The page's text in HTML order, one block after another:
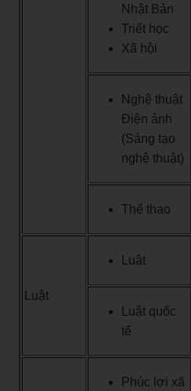
Nhật Bản
Triết học
Xã hội
Nghệ thuật
Điện ảnh
(Sáng tạo
nghệ thuật)
Thể thao
Luật
Luật
Luật quốc
tế
Phúc lợi xã